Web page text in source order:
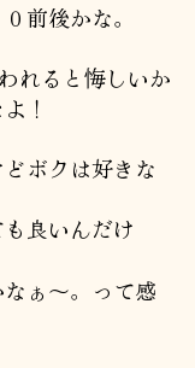
前後かな。
れると悔しいか
！
ボクは好きな
良いんだけ
ぁ〜。って感